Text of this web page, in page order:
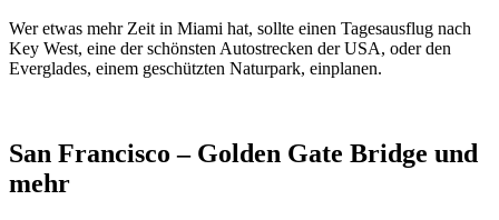
Wer etwas mehr Zeit in Miami hat, sollte einen Tagesausflug nach
Key West, eine der schönsten Autostrecken der USA, oder den
Everglades, einem geschützten Naturpark, einplanen.
San Francisco – Golden Gate Bridge und
mehr